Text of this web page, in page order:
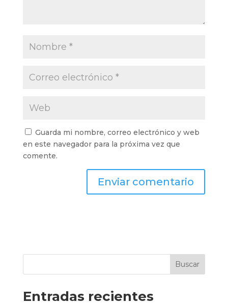
Guarda mi nombre, correo electrónico y web
en este navegador para la próxima vez que
comente.
Buscar
Entradas recientes